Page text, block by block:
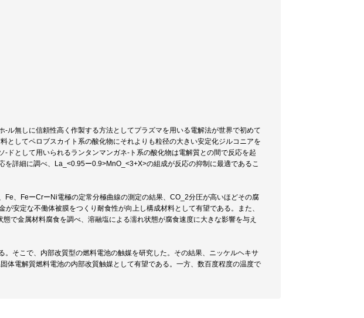
ル無しに信頼性高く作製する方法としてプラズマを用いる電解法が世界で初めて
としてペロブスカイト系の酸化物にそれよりも粒径の大きい安定化ジルコニアを
ドとして用いられるランタンマンガネ-ト系の酸化物は電解質との間で反応を起
詳細に調べ、La_<0.95ー0.9>MnO_<3+X>の組成が反応の抑制に最適であるこ
、FeーCrーNi電極の定常分極曲線の測定の結果、CO_2分圧が高いほどその腐
安定な不働体被膜をつくり耐食性が向上し構成材料として有望である。また、
で金属材料腐食を調べ、溶融塩による濡れ状態が腐食速度に大きな影響を与え
そこで、内部改質型の燃料電池の触媒を研究した。その結果、ニッケルヘキサ
体電解質燃料電池の内部改質触媒として有望である。一方、数百度程度の温度で